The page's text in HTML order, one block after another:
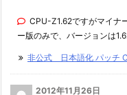
CPU-Z1.62ですがマイナ
ー版のみで、バージョンは
非公式 日本語化 パッチ
2012年11月26日